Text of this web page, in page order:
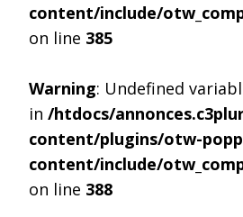
content/include/
on line 385
Warning: Undefined
in /htdocs/
content/plugins/otw-
content/include/
on line 388